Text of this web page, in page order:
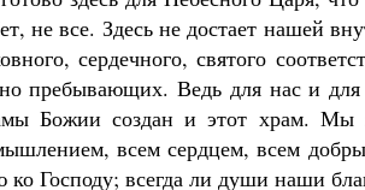
не все. Здесь не достает нашей
сердечного, святого
пребывающих. Ведь для нас и
Божии создан и этот храм. Мы
всем сердцем, всем
Господу; всегда ли души наши